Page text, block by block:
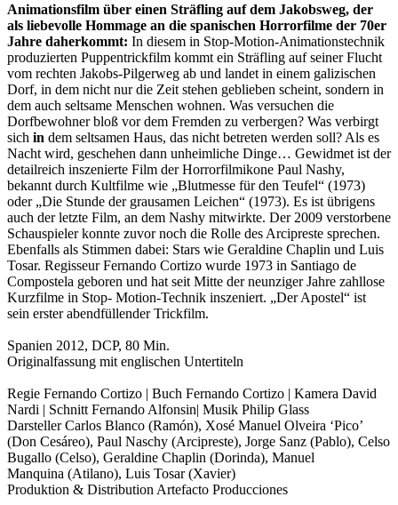
Animationsfilm über einen Sträfling auf dem Jakobsweg, der
als liebevolle Hommage an die spanischen Horrorfilme der 70er
Jahre daherkommt: In diesem in Stop-Motion-Animationstechnik
produzierten Puppentrickfilm kommt ein Sträfling auf seiner Flucht
vom rechten Jakobs-Pilgerweg ab und landet in einem galizischen
Dorf, in dem nicht nur die Zeit stehen geblieben scheint, sondern in
dem auch seltsame Menschen wohnen. Was versuchen die
Dorfbewohner bloß vor dem Fremden zu verbergen? Was verbirgt
sich in dem seltsamen Haus, das nicht betreten werden soll? Als es
Nacht wird, geschehen dann unheimliche Dinge… Gewidmet ist der
detailreich inszenierte Film der Horrorfilmikone Paul Nashy,
bekannt durch Kultfilme wie „Blutmesse für den Teufel“ (1973)
oder „Die Stunde der grausamen Leichen“ (1973). Es ist übrigens
auch der letzte Film, an dem Nashy mitwirkte. Der 2009 verstorbene
Schauspieler konnte zuvor noch die Rolle des Arcipreste sprechen.
Ebenfalls als Stimmen dabei: Stars wie Geraldine Chaplin und Luis
Tosar. Regisseur Fernando Cortizo wurde 1973 in Santiago de
Compostela geboren und hat seit Mitte der neunziger Jahre zahllose
Kurzfilme in Stop- Motion-Technik inszeniert. „Der Apostel“ ist
sein erster abendfüllender Trickfilm.
Spanien 2012, DCP, 80 Min.
Originalfassung mit englischen Untertiteln
Regie Fernando Cortizo | Buch Fernando Cortizo | Kamera David
Nardi | Schnitt Fernando Alfonsin| Musik Philip Glass
Darsteller Carlos Blanco (Ramón), Xosé Manuel Olveira ‘Pico’
(Don Cesáreo), Paul Naschy (Arcipreste), Jorge Sanz (Pablo), Celso
Bugallo (Celso), Geraldine Chaplin (Dorinda), Manuel
Manquina (Atilano), Luis Tosar (Xavier)
Produktion & Distribution Artefacto Producciones